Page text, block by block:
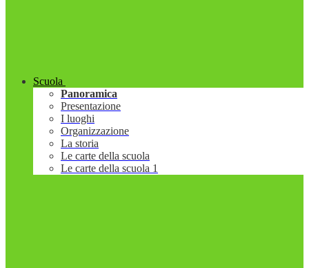
Scuola
Panoramica
Presentazione
I luoghi
Organizzazione
La storia
Le carte della scuola
Le carte della scuola 1